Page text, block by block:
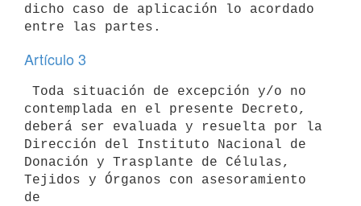
dicho caso de aplicación lo acordado
Artículo 3
contemplada en el presente Decreto,
deberá ser evaluada y resuelta por la
Dirección del Instituto Nacional de
Donación y Trasplante de Células,
Tejidos y Órganos con asesoramiento
de